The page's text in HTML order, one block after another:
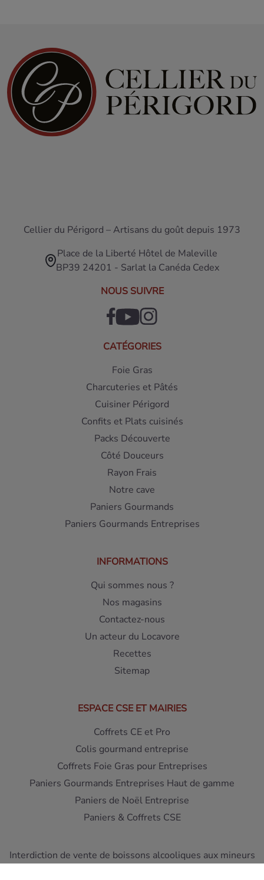
Cellier du Périgord – Artisans du goût depuis 1973
Place de la Liberté Hôtel de Maleville
BP39 24201 - Sarlat la Canéda Cedex
NOUS SUIVRE
CATÉGORIES
Foie Gras
Charcuteries et Pâtés
Cuisiner Périgord
Confits et Plats cuisinés
Packs Découverte
Côté Douceurs
Rayon Frais
Notre cave
Paniers Gourmands
Paniers Gourmands Entreprises
INFORMATIONS
Qui sommes nous ?
Nos magasins
Contactez-nous
Un acteur du Locavore
Recettes
Sitemap
ESPACE CSE ET MAIRIES
Coffrets CE et Pro
Colis gourmand entreprise
Coffrets Foie Gras pour Entreprises
Paniers Gourmands Entreprises Haut de gamme
Paniers de Noël Entreprise
Paniers & Coffrets CSE
Interdiction de vente de boissons alcooliques aux mineurs